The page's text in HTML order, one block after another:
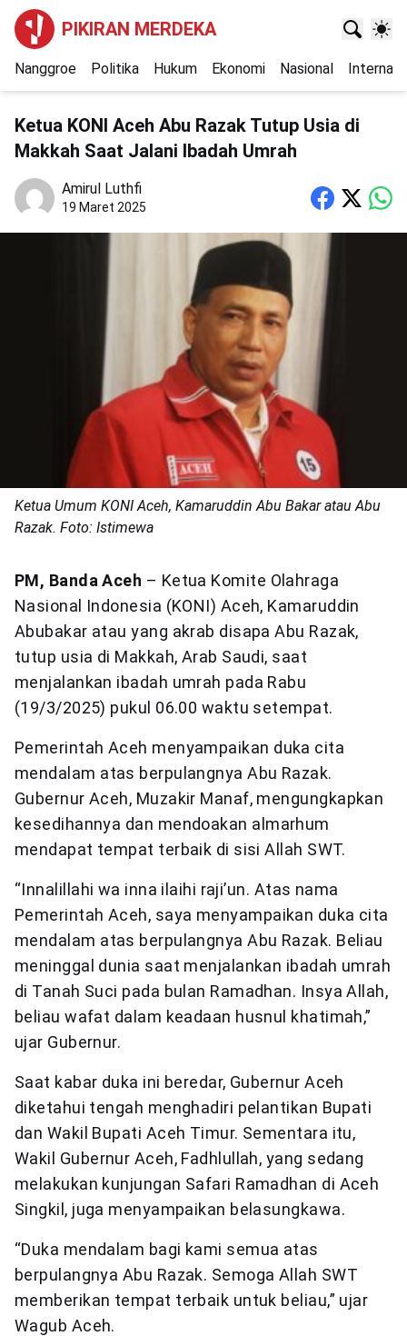
PIKIRAN MERDEKA
Nanggroe Politika Hukum Ekonomi Nasional
Ketua KONI Aceh Abu Razak Tutup Usia di
Makkah Saat Jalani Ibadah Umrah
Amirul Luthfi
19 Maret 2025
Ketua Umum KONI Aceh, Kamaruddin Abu Bakar atau Abu
Razak. Foto: Istimewa
PM, Banda Aceh – Ketua Komite Olahraga
Nasional Indonesia (KONI) Aceh, Kamaruddin
Abubakar atau yang akrab disapa Abu Razak,
tutup usia di Makkah, Arab Saudi, saat
menjalankan ibadah umrah pada Rabu
(19/3/2025) pukul 06.00 waktu setempat.
Pemerintah Aceh menyampaikan duka cita
mendalam atas berpulangnya Abu Razak.
Gubernur Aceh, Muzakir Manaf, mengungkapkan
kesedihannya dan mendoakan almarhum
mendapat tempat terbaik di sisi Allah SWT.
“Innalillahi wa inna ilaihi raji’un. Atas nama
Pemerintah Aceh, saya menyampaikan duka cita
mendalam atas berpulangnya Abu Razak. Beliau
meninggal dunia saat menjalankan ibadah umrah
di Tanah Suci pada bulan Ramadhan. Insya Allah,
beliau wafat dalam keadaan husnul khatimah,”
ujar Gubernur.
Saat kabar duka ini beredar, Gubernur Aceh
diketahui tengah menghadiri pelantikan Bupati
dan Wakil Bupati Aceh Timur. Sementara itu,
Wakil Gubernur Aceh, Fadhlullah, yang sedang
melakukan kunjungan Safari Ramadhan di Aceh
Singkil, juga menyampaikan belasungkawa.
“Duka mendalam bagi kami semua atas
berpulangnya Abu Razak. Semoga Allah SWT
memberikan tempat terbaik untuk beliau,” ujar
Wagub Aceh.